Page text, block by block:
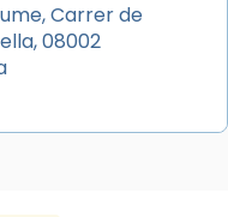
Carrer de
08002